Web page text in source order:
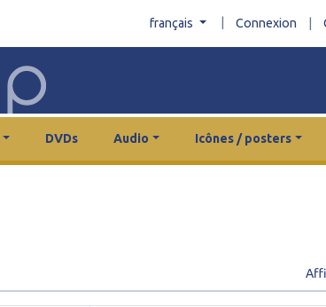
français Connexion
DVDs Audio Icônes / posters